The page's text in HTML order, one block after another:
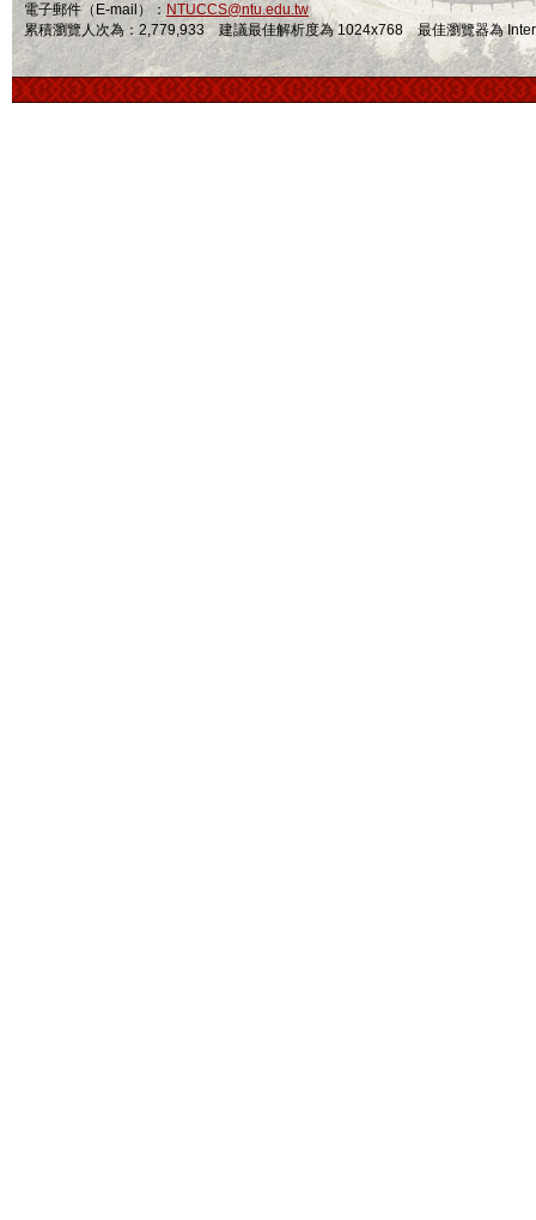
電子郵件（E-mail）： NTUCCS@ntu.edu.tw
累積瀏覽人次為：2,779,933 建議最佳解析度為 1024x768 最佳瀏覽器為